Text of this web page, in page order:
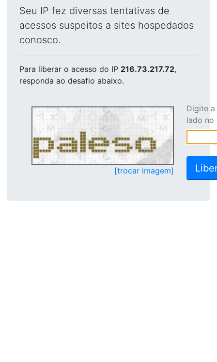
Seu IP fez diversas tentativas de
acessos suspeitos a sites hospedados
conosco.
Para liberar o acesso do IP 216.73.217.72,
responda ao desafio abaixo.
[trocar imagem]
Digite
lado no